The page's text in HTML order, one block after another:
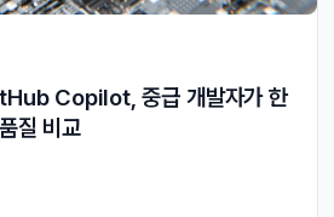
Copilot, 중급 개발자가 한
질 비교